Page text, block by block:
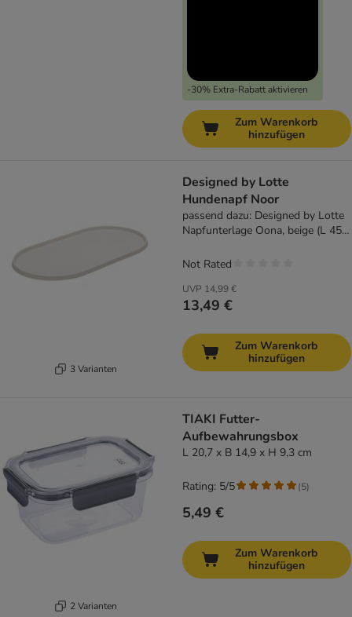
-30% Extra-Rabatt aktivieren
Zum Warenkorb
hinzufügen
3 Varianten
Designed by Lotte
Hundenapf Noor
passend dazu: Designed by Lotte
Napfunterlage Oona, beige (L 45 x
UVP 14,99 €
13,49 €
Not Rated
Zum Warenkorb
hinzufügen
2 Varianten
TIAKI Futter-
Aufbewahrungsbox
L 20,7 x B 14,9 x H 9,3 cm
5,49 €
Rating: 5/5 (5)
Zum Warenkorb
hinzufügen